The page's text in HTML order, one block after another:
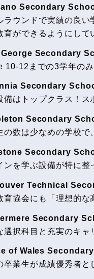
Secondary
ラウンドで実績の良
育ができるようにして
Secondary
10-12までの3学年の
Secondary
備はトップクラス！ス
Secondary
の数は少なめの学校で
Secondary
ンを学ぶ設備が特に整
Technical
育協会にも「理想的な
Secondary
選択科目と充実のキャ
of Wales Secondary
卒業生が成績優秀者と